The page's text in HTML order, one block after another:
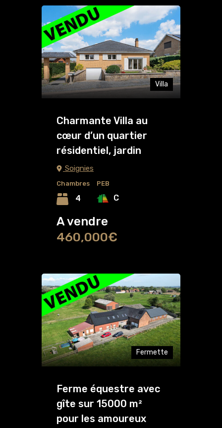
Villa
Charmante Villa au
cœur d’un quartier
résidentiel, jardin
Soignies
Chambres
4
PEB
C
A vendre
460,000€
Fermette
Ferme équestre avec
gîte sur 15000 m²
pour les amoureux